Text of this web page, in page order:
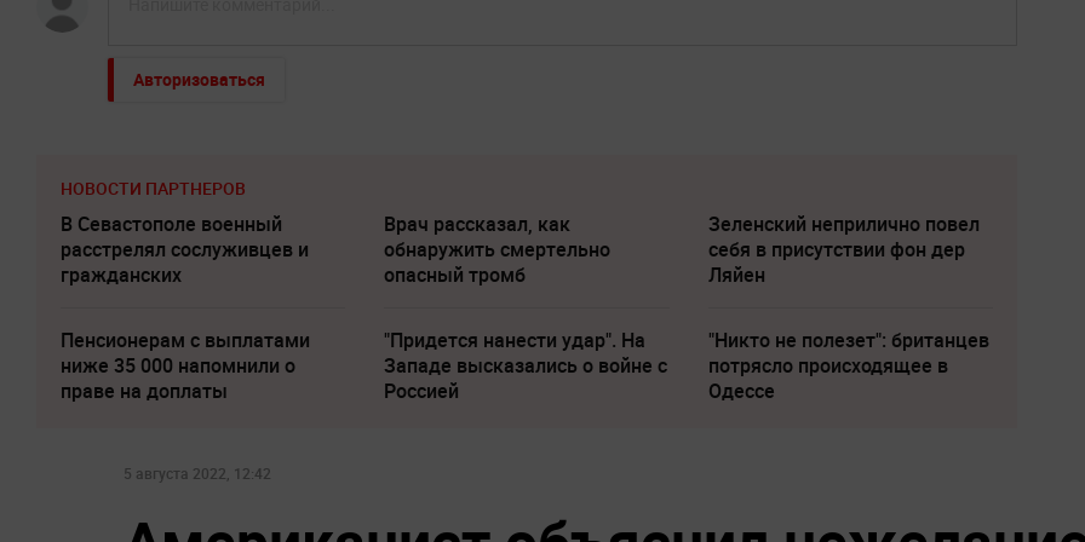
Авторизоваться
НОВОСТИ ПАРТНЕРОВ
В Севастополе военный
расстрелял сослуживцев и
гражданских
Врач рассказал, как
обнаружить смертельно
опасный тромб
Зеленский неприлично повел
cебя в присутствии фон дер
Ляйен
Пенсионерам с выплатами
ниже 35 000 напомнили о
праве на доплаты
"Придется нанести удар". На
Западе высказались о войне с
Россией
"Никто не полезет": британцев
потрясло происходящее в
Одессе
5 августа 2022, 12:42